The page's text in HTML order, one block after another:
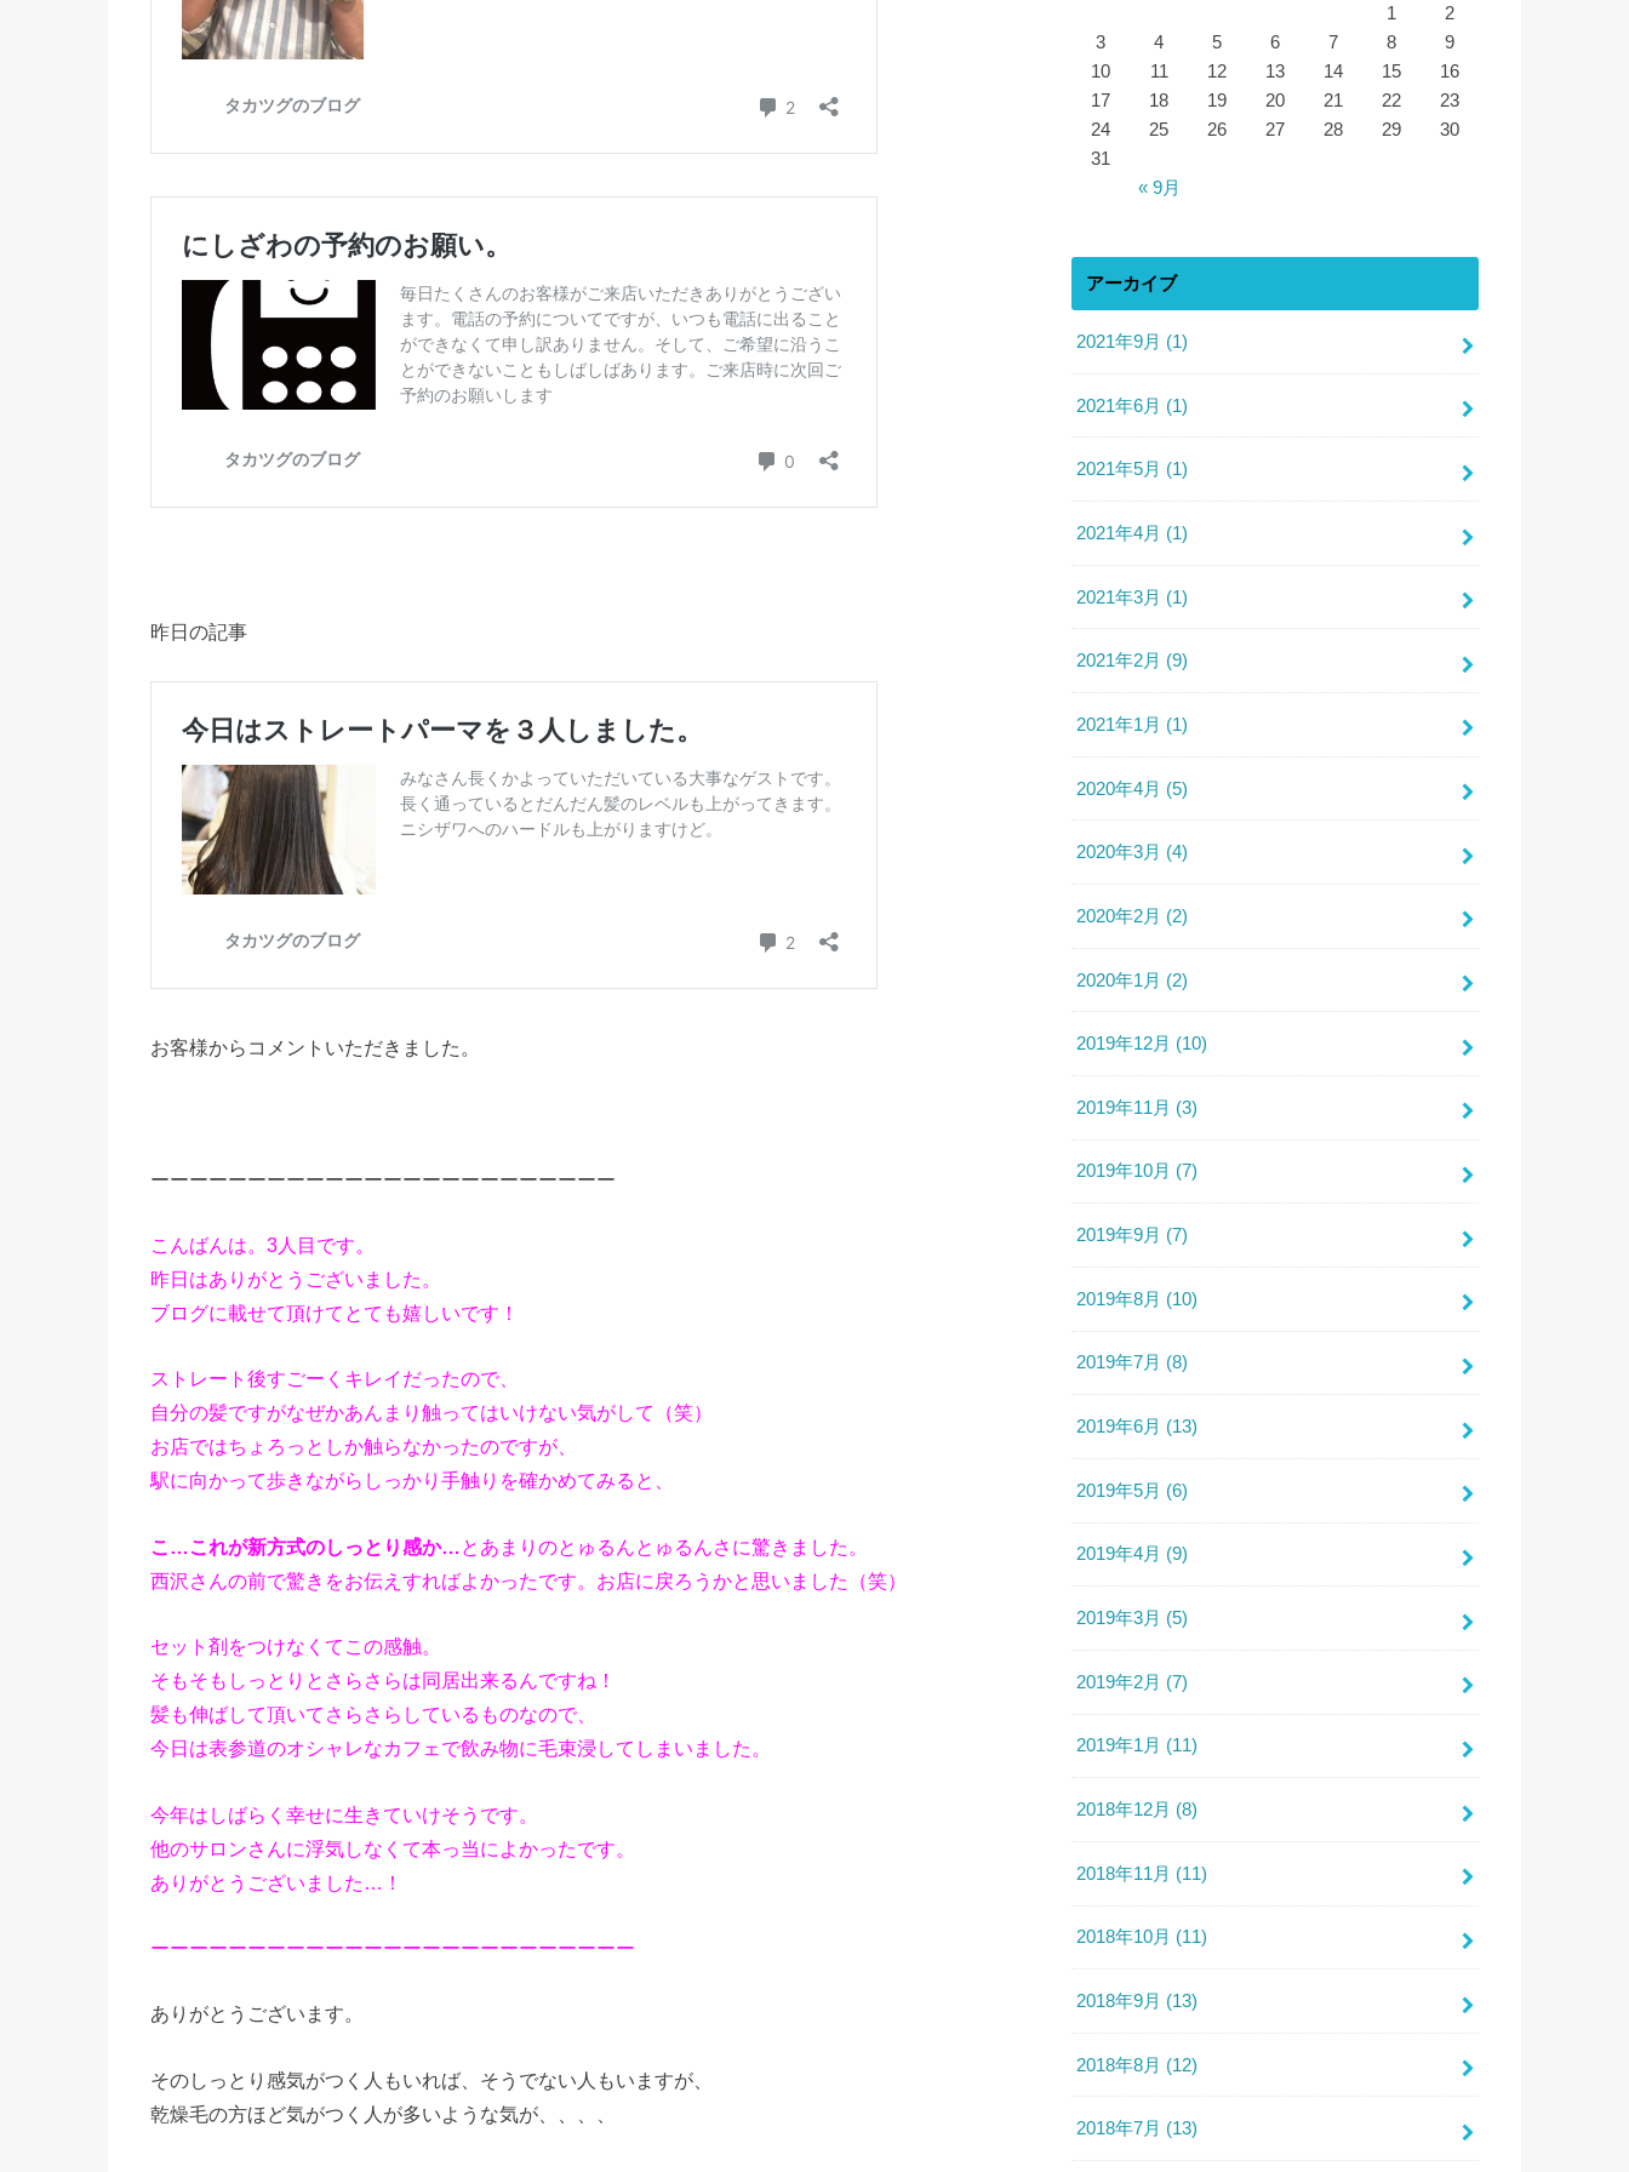
昨日の記事
お客様からコメントいただきました。
ーーーーーーーーーーーーーーーーーーーーーーーー
こんばんは。3人目です。
昨日はありがとうございました。
ブログに載せて頂けてとても嬉しいです！
ストレート後すごーくキレイだったので、
自分の髪ですがなぜかあんまり触ってはいけない気がして（笑）
お店ではちょろっとしか触らなかったのですが、
駅に向かって歩きながらしっかり手触りを確かめてみると、
こ…これが新方式のしっとり感か…とあまりのとゅるんとゅるんさに驚きました。
西沢さんの前で驚きをお伝えすればよかったです。お店に戻ろうかと思いました（笑）
セット剤をつけなくてこの感触。
そもそもしっとりとさらさらは同居出来るんですね！
髪も伸ばして頂いてさらさらしているものなので、
今日は表参道のオシャレなカフェで飲み物に毛束浸してしまいました。
今年はしばらく幸せに生きていけそうです。
他のサロンさんに浮気しなくて本っ当によかったです。
ありがとうございました…！
ーーーーーーーーーーーーーーーーーーーーーーーーー
ありがとうございます。
そのしっとり感気がつく人もいれば、そうでない人もいますが、
乾燥毛の方ほど気がつく人が多いような気が、、、、
« 9月
1
2
3
4 5 6 7 8
9
10
11 12 13 14 15
16
17
18 19 20 21 22
23
24
25 26 27 28 29
30
31
アーカイブ
2021年9月 (1)
2021年6月 (1)
2021年5月 (1)
2021年4月 (1)
2021年3月 (1)
2021年2月 (9)
2021年1月 (1)
2020年4月 (5)
2020年3月 (4)
2020年2月 (2)
2020年1月 (2)
2019年12月 (10)
2019年11月 (3)
2019年10月 (7)
2019年9月 (7)
2019年8月 (10)
2019年7月 (8)
2019年6月 (13)
2019年5月 (6)
2019年4月 (9)
2019年3月 (5)
2019年2月 (7)
2019年1月 (11)
2018年12月 (8)
2018年11月 (11)
2018年10月 (11)
2018年9月 (13)
2018年8月 (12)
2018年7月 (13)